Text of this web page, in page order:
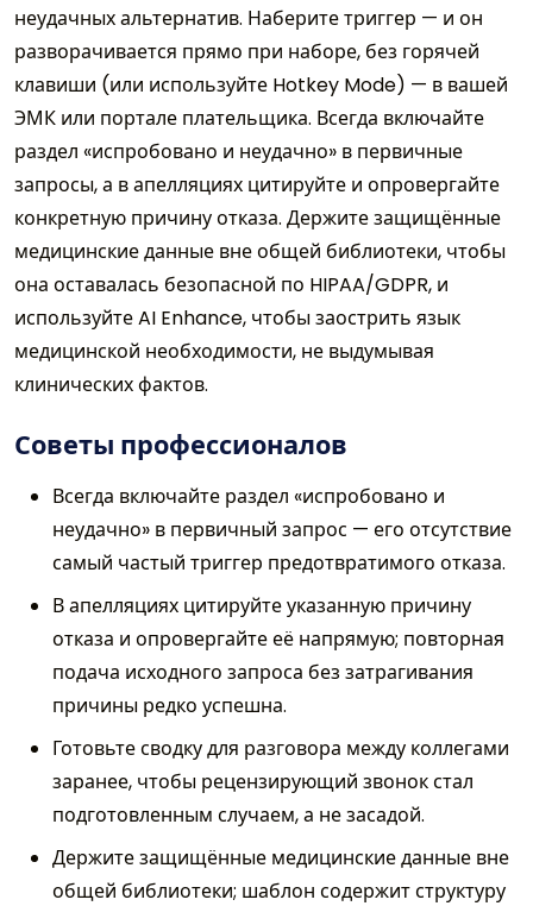
неудачных альтернатив. Наберите триггер — и он
разворачивается прямо при наборе, без горячей
клавиши (или используйте Hotkey Mode) — в вашей
ЭМК или портале плательщика. Всегда включайте
раздел «испробовано и неудачно» в первичные
запросы, а в апелляциях цитируйте и опровергайте
конкретную причину отказа. Держите защищённые
медицинские данные вне общей библиотеки, чтобы
она оставалась безопасной по HIPAA/GDPR, и
используйте AI Enhance, чтобы заострить язык
медицинской необходимости, не выдумывая
клинических фактов.
Советы профессионалов
Всегда включайте раздел «испробовано и
неудачно» в первичный запрос — его отсутствие
самый частый триггер предотвратимого отказа.
В апелляциях цитируйте указанную причину
отказа и опровергайте её напрямую; повторная
подача исходного запроса без затрагивания
причины редко успешна.
Готовьте сводку для разговора между коллегами
заранее, чтобы рецензирующий звонок стал
подготовленным случаем, а не засадой.
Держите защищённые медицинские данные вне
общей библиотеки; шаблон содержит структуру